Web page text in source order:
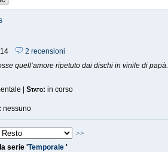
2 recensioni
quell’amore ripetuto dai dischi in vinile di papà.
|Stato: in corso
nessuno
>>
serie 'Temporale'